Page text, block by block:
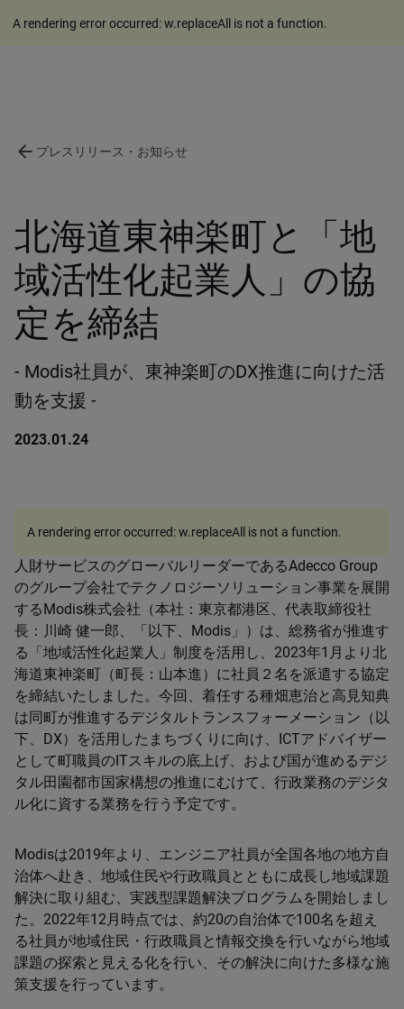
A rendering error occurred:w.replaceAll is not a function.
arrow_back プレスリリース・お知らせ
北海道東神楽町と「地
域活性化起業人」の協
定を締結
- Modis社員が、東神楽町のDX推進に向けた活
動を支援 -
2023.01.24
人財サービスのグローバルリーダーであるAdecco Group
のグループ会社でテクノロジーソリューション事業を展開
するModis株式会社（本社：東京都港区、代表取締役社
長：川崎 健一郎、「以下、Modis」）は、総務省が推進す
る「地域活性化起業人」制度を活用し、2023年1月より北
海道東神楽町（町長：山本進）に社員２名を派遣する協定
を締結いたしました。今回、着任する種畑恵治と高見知典
は同町が推進するデジタルトランスフォーメーション（以
下、DX）を活用したまちづくりに向け、ICTアドバイザー
として町職員のITスキルの底上げ、および国が進めるデジ
タル田園都市国家構想の推進にむけて、行政業務のデジタ
ル化に資する業務を行う予定です。
Modisは2019年より、エンジニア社員が全国各地の地方自
治体へ赴き、地域住民や行政職員とともに成長し地域課題
解決に取り組む、実践型課題解決プログラムを開始しまし
た。2022年12月時点では、約20の自治体で100名を超え
る社員が地域住民・行政職員と情報交換を行いながら地域
課題の探索と見える化を行い、その解決に向けた多様な施
策支援を行っています。
A rendering error occurred:w.replaceAll is not a function.